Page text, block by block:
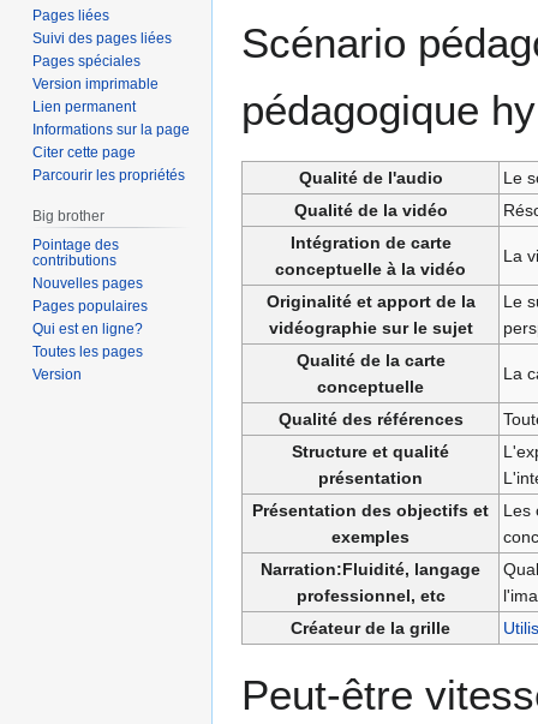
navigation
recherche
Scénario
pédagogique
Qualité de l'audio
Le
Qualité de la vidéo
Intégration de carte
conceptuelle à la vidéo
La
Originalité et apport de la
vidéographie sur le sujet
Le
Qualité de la carte
conceptuelle
La
Qualité des références
Structure et qualité
présentation
Présentation des objectifs et
exemples
Les
Narration:Fluidité, langage
professionnel, etc
Créateur de la grille
Peut-être
Pages liées
Suivi des pages liées
Pages spéciales
Version imprimable
Lien permanent
Informations sur la page
Citer cette page
Parcourir les propriétés
Big brother
Pointage des
contributions
Nouvelles pages
Pages populaires
Qui est en ligne?
Toutes les pages
Version